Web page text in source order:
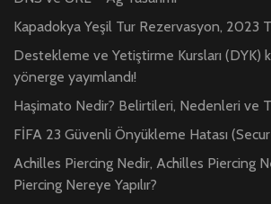
Kapadokya Yeşil Tur Rezervasyon, 2023
Destekleme ve Yetiştirme Kursları (DYK)
yönerge yayımlandı!
Haşimato Nedir? Belirtileri, Nedenleri ve
FİFA 23 Güvenli Önyükleme Hatası
Achilles Piercing Nedir, Achilles Piercing
Piercing Nereye Yapılır?